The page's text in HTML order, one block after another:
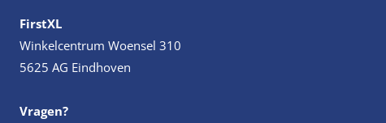
FirstXL
Winkelcentrum Woensel 310
5625 AG Eindhoven
Vragen?